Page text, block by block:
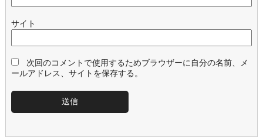
サイト
次回のコメントで使用するためブラウザーに自分の名前、メ
ールアドレス、サイトを保存する。